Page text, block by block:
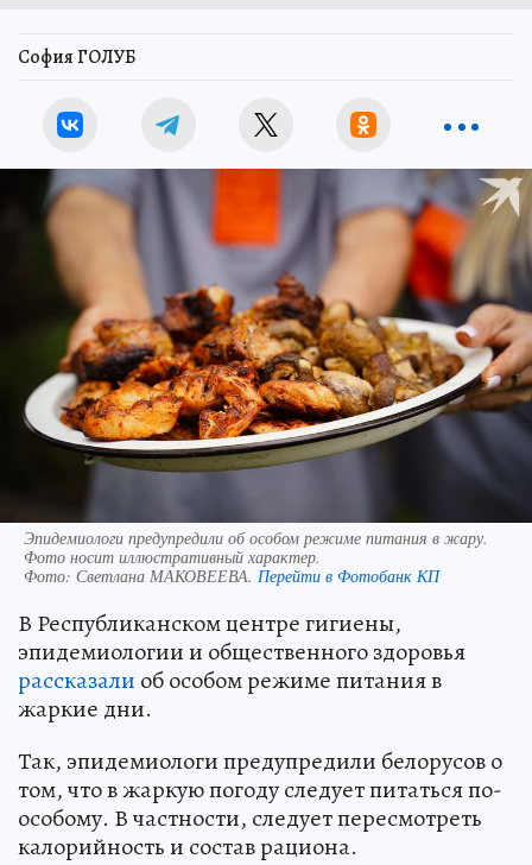
София ГОЛУБ
Эпидемиологи предупредили об особом режиме питания в жару.
Фото носит иллюстративный характер.
Фото: Светлана МАКОВЕЕВА. Перейти в Фотобанк КП
В Республиканском центре гигиены,
эпидемиологии и общественного здоровья
рассказали об особом режиме питания в
жаркие дни.
Так, эпидемиологи предупредили белорусов о
том, что в жаркую погоду следует питаться по-
особому. В частности, следует пересмотреть
калорийность и состав рациона.